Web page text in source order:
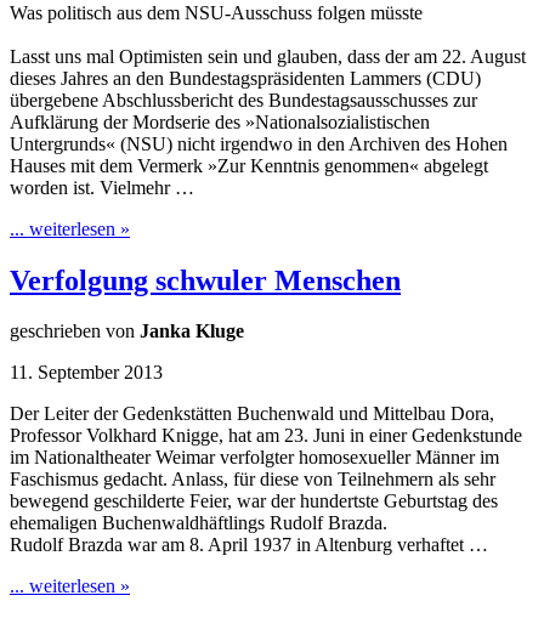
Was politisch aus dem NSU-Ausschuss folgen müsste
Lasst uns mal Optimisten sein und glauben, dass der am 22. August
dieses Jahres an den Bundestagspräsidenten Lammers (CDU)
übergebene Abschlussbericht des Bundestagsausschusses zur
Aufklärung der Mordserie des »Nationalsozialistischen
Untergrunds« (NSU) nicht irgendwo in den Archiven des Hohen
Hauses mit dem Vermerk »Zur Kenntnis genommen« abgelegt
worden ist. Vielmehr …
... weiterlesen »
Verfolgung schwuler Menschen
geschrieben von Janka Kluge
11. September 2013
Der Leiter der Gedenkstätten Buchenwald und Mittelbau Dora,
Professor Volkhard Knigge, hat am 23. Juni in einer Gedenkstunde
im Nationaltheater Weimar verfolgter homosexueller Männer im
Faschismus gedacht. Anlass, für diese von Teilnehmern als sehr
bewegend geschilderte Feier, war der hundertste Geburtstag des
ehemaligen Buchenwaldhäftlings Rudolf Brazda.
Rudolf Brazda war am 8. April 1937 in Altenburg verhaftet …
... weiterlesen »